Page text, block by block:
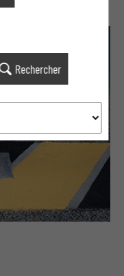
Rechercher